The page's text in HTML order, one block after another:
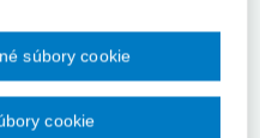
sestra a pôrodná
špecializačné štúdium v
zubný lekár so smernicou
súbory cookie
cookie